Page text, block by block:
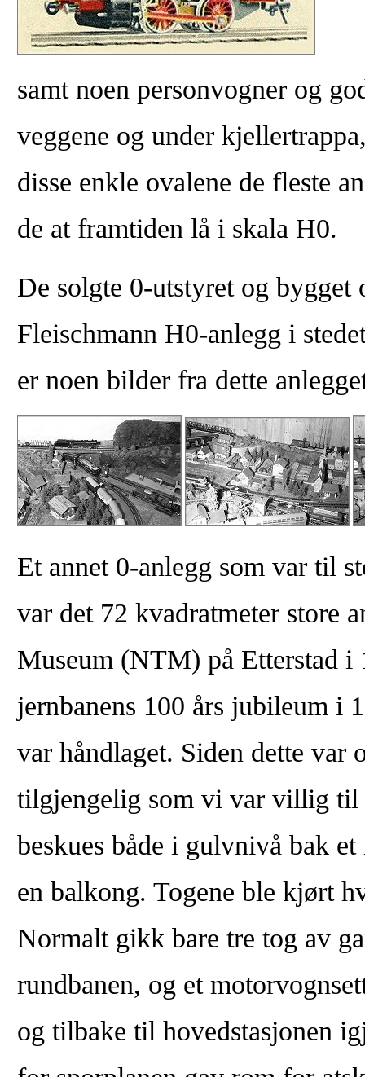
samt noen personvogner og
veggene og under
disse enkle ovalene de fleste
de at framtiden lå i skala H0.
De solgte 0-utstyret og bygget
Fleischmann H0-anlegg i
er noen bilder fra dette
Et annet 0-anlegg som var til
var det 72 kvadratmeter store
Museum (NTM) på Etterstad
jernbanens 100 års jubileum i
var håndlaget. Siden dette
tilgjengelig som vi var villig til
beskues både i gulvnivå bak
en balkong. Togene ble kjørt
Normalt gikk bare tre tog av
rundbanen, og et
og tilbake til hovedstasjonen